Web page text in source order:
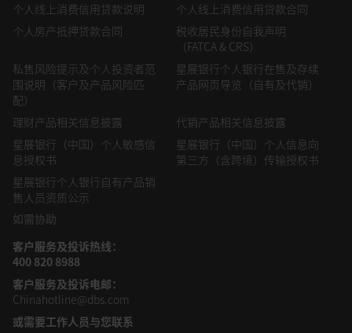
个人线上消费信用贷款说明
个人线上消费信用贷款合同
个人房产抵押贷款合同
税收居民身份自我声明
（FATCA & CRS）
私售风险提示及个人投资者范
围说明（客户及产品风险匹
配）
星展银行个人银行在售及存续
产品网页导览（自有及代销）
理财产品相关信息披露
代销产品相关信息披露
星展银行（中国）个人敏感信
息授权书
星展银行（中国）个人信息向
第三方（含跨境）传输授权书
星展银行个人银行自有产品销
售人员资质公示
如需协助
客户服务及投诉热线：
400 820 8988
客户服务及投诉电邮：
Chinahotline@dbs.com
或需要工作人员与您联系